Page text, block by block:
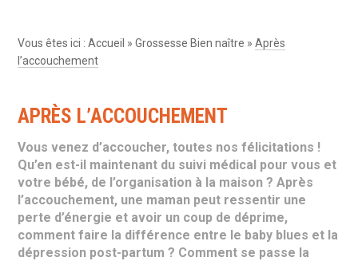
Vous êtes ici :Accueil »Grossesse Bien naître »Après
l’accouchement
APRÈS L’ACCOUCHEMENT
Vous venez d’accoucher, toutes nos félicitations !
Qu’en est-il maintenant du suivi médical pour vous et
votre bébé, de l’organisation à la maison ? Après
l’accouchement, une maman peut ressentir une
perte d’énergie et avoir un coup de déprime,
comment faire la différence entre le baby blues et la
dépression post-partum ? Comment se passe la